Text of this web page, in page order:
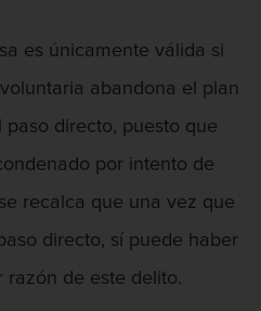
es únicamente válida si
abandona el plan
directo, puesto que
por intento de
recalca que una vez que
directo, sí puede haber
razón de este delito.
Cáusticos
Funcionario Público